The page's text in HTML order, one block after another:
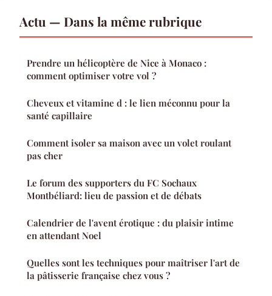
Actu — Dans la même rubrique
Prendre un hélicoptère de Nice à Monaco :
comment optimiser votre vol ?
Cheveux et vitamine d : le lien méconnu pour la
santé capillaire
Comment isoler sa maison avec un volet roulant
pas cher
Le forum des supporters du FC Sochaux
Montbéliard: lieu de passion et de débats
Calendrier de l'avent érotique : du plaisir intime
en attendant Noel
Quelles sont les techniques pour maîtriser l'art de
la pâtisserie française chez vous ?